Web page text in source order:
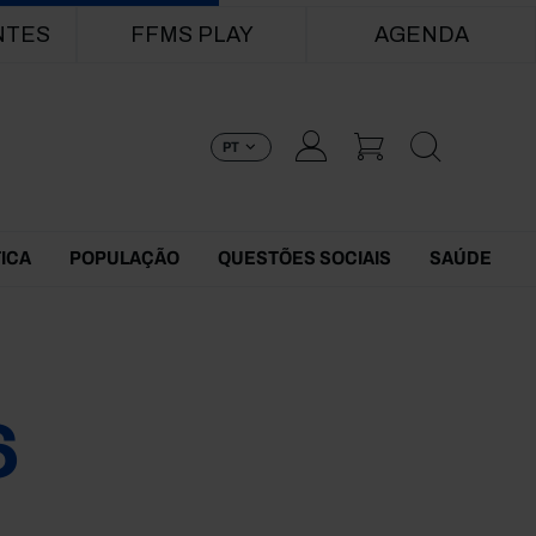
FFMS PLAY AGENDA
PT
POPULAÇÃO QUESTÕES SOCIAIS SAÚDE